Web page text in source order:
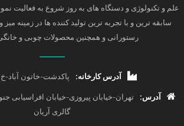
علم و تکنولوژی و دستگاه های به روز شروع به فعالیت
سابقه ترین و با تجربه ترین تولید کننده ها در زمینه
رستورانی و همچنین محصولات چوبی و
آدرس کارخانه: پاکدشت-خاتون آباد-
آدرس:
تهران-خیابان پیروزی-خیابان
گالری آریان